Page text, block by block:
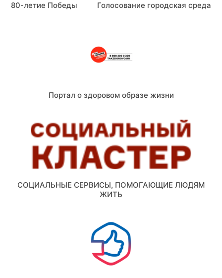
80-летие Победы Голосование городская среда
Портал о здоровом образе жизни
СОЦИАЛЬНЫЕ СЕРВИСЫ, ПОМОГАЮЩИЕ ЛЮДЯМ
ЖИТЬ